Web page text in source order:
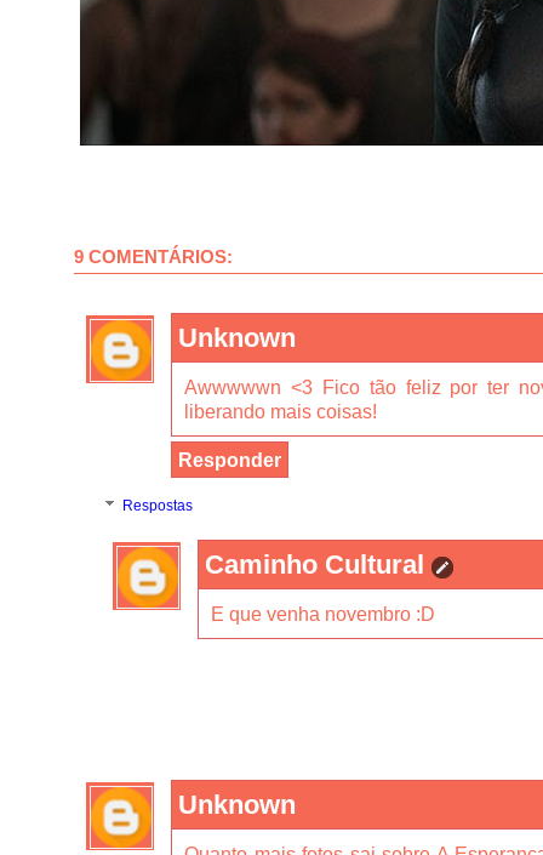
9 COMENTÁRIOS:
Unknown
Awwwwwn <3 Fico tão feliz por ter
liberando mais coisas!
Responder
Respostas
Caminho Cultural
E que venha novembro :D
Unknown